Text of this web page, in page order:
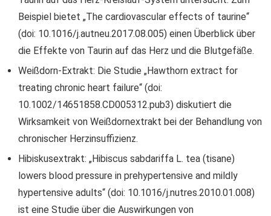
Beispiel bietet „The cardiovascular effects of taurine“
(doi: 10.1016/j.autneu.2017.08.005) einen Überblick über
die Effekte von Taurin auf das Herz und die Blutgefäße.
Weißdorn-Extrakt: Die Studie „Hawthorn extract for
treating chronic heart failure“ (doi:
10.1002/14651858.CD005312.pub3) diskutiert die
Wirksamkeit von Weißdornextrakt bei der Behandlung von
chronischer Herzinsuffizienz.
Hibiskusextrakt: „Hibiscus sabdariffa L. tea (tisane)
lowers blood pressure in prehypertensive and mildly
hypertensive adults“ (doi: 10.1016/j.nutres.2010.01.008)
ist eine Studie über die Auswirkungen von